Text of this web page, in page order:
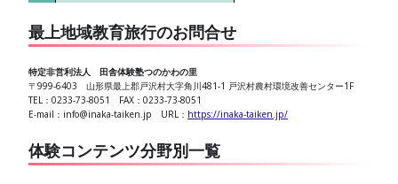
最上地域教育旅行のお問合せ
特定非営利法人 田舎体験塾つのかわの里
〒999-6403 山形県最上郡戸沢村大字角川481-1 戸沢村農村環境改善センター1F
TEL：0233-73-8051 FAX：0233-73-8051
E-mail：info@inaka-taiken.jp URL： https://inaka-taiken.jp/
体験コンテンツ分野別一覧